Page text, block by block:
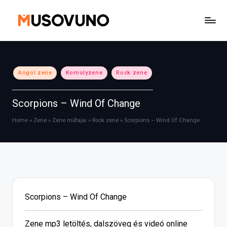
Posted
in
Angol zene Komolyzene Rock zene
Scorpions – Wind Of Change
Home » Zene » Zene műfajai » Rock zene » Scorpions – Wind Of Change
Scorpions – Wind Of Change
Zene mp3 letöltés, dalszöveg és videó online